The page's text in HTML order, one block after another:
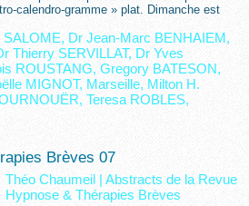
calendro-gramme » plat. Dimanche est
SALOME, Dr Jean-Marc BENHAIEM,
Thierry SERVILLAT, Dr Yves
ROUSTANG, Gregory BATESON,
MIGNOT, Marseille, Milton H.
, Teresa ROBLES,
Brèves 07
Théo Chaumeil |Abstracts de la Revue
Hypnose & Thérapies Brèves